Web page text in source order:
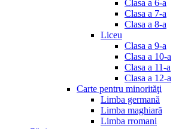
Clasa a 6-a
Clasa a 7-a
Clasa a 8-a
Liceu
Clasa a 9-a
Clasa a 10-a
Clasa a 11-a
Clasa a 12-a
Carte pentru minorităţi
Limba germană
Limba maghiară
Limba rromani